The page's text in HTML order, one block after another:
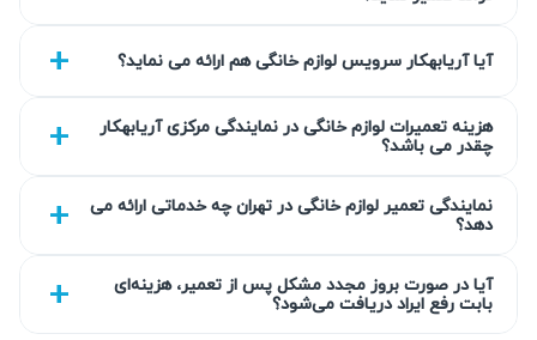
باعث شده تا کیفیت تعمیرات همواره در بالاترین سطح باشد.
گارانتی کتبی خدمات
می‌دهد که می‌تواند تا ۴۵۰ روز نیز تمدید شود. این موضوع تضمین
می‌کند که در صورت بروز هرگونه مشکل پس از تعمیر، خدمات
پشتیبانی لازم در اختیار شما قرار می‌گیرد. اعتماد به کیفیت
خدمات از جمله اصول اصلی تیم است.
آیا آریابهکار سرویس لوازم خانگی هم ارائه می نماید؟
هزینه تعمیرات لوازم خانگی در نمایندگی مرکزی آریابهکار
چقدر می باشد؟
نمایندگی تعمیر لوازم خانگی در تهران چه خدماتی ارائه می
دهد؟
آیا در صورت بروز مجدد مشکل پس از تعمیر، هزینه‌ای
بابت رفع ایراد دریافت می‌شود؟